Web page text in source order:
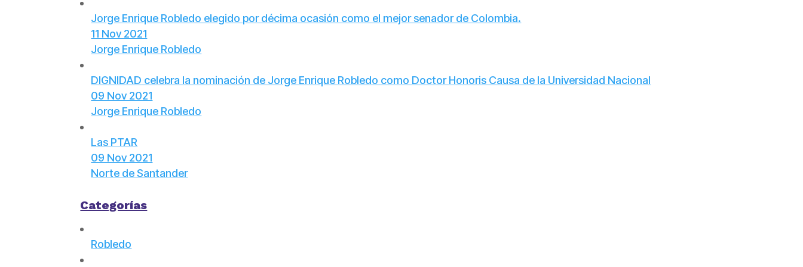
Jorge Enrique Robledo elegido por décima ocasión como el mejor senador de Colombia.
11 Nov 2021
Jorge Enrique Robledo
DIGNIDAD celebra la nominación de Jorge Enrique Robledo como Doctor Honoris Causa de la Universidad Nacional
09 Nov 2021
Jorge Enrique Robledo
Las PTAR
09 Nov 2021
Norte de Santander
Categorías
Robledo